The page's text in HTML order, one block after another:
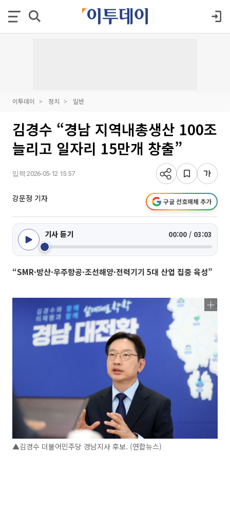
이투데이 정치 일반
김경수 “경남 지역내총생산 100조
늘리고 일자리 15만개 창출”
입력 2026-05-12 15:57
강문정 기자 구글 선호매체 추가
기사 듣기 00:00 / 03:03
“SMR·방산·우주항공·조선해양·전력기기 5대 산업 집중 육성”
▲김경수 더불어민주당 경남지사 후보. (연합뉴스)